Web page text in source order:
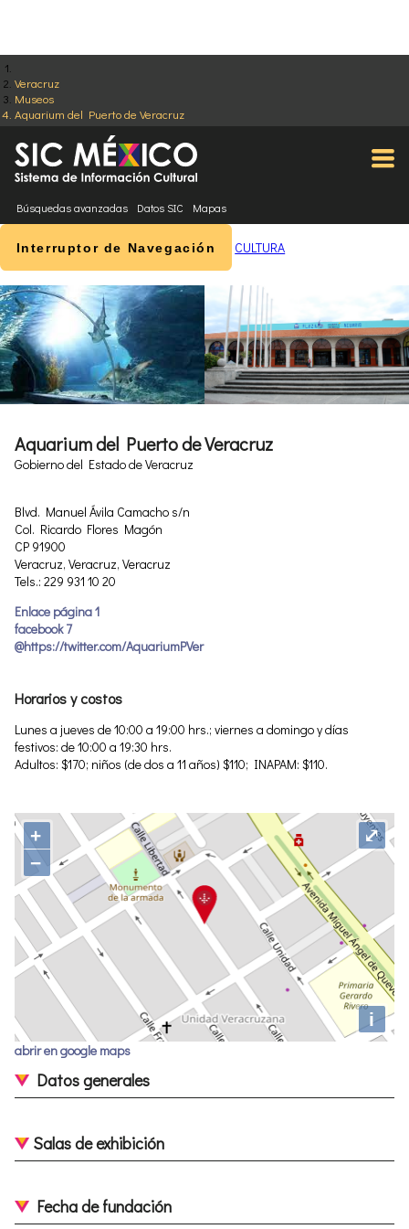
Veracruz
Museos
Aquarium del Puerto de Veracruz
Búsquedas avanzadas Datos SIC Mapas
Interruptor de Navegación CULTURA
Aquarium del Puerto de Veracruz
Gobierno del Estado de Veracruz
Blvd. Manuel Ávila Camacho s/n
Col. Ricardo Flores Magón
CP 91900
Veracruz, Veracruz, Veracruz
Tels.: 229 931 10 20
Enlace página 1
facebook 7
@https://twitter.com/AquariumPVer
Horarios y costos
Lunes a jueves de 10:00 a 19:00 hrs.; viernes a domingo y días
festivos: de 10:00 a 19:30 hrs.
Adultos: $170; niños (de dos a 11 años) $110; INAPAM: $110.
+
−
i
⤢
abrir en google maps
Datos generales
Salas de exhibición
Fecha de fundación